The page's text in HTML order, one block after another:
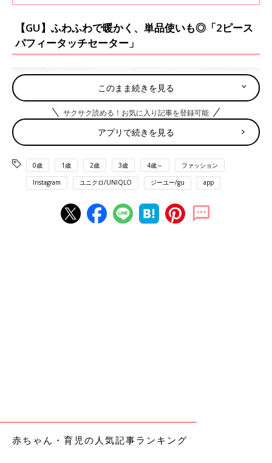
プラスするだけでグッとおしゃれに仕上がり、
ところ。今回は元アパレル店員ライターが、ぜ
ひともおすすめしたい「冷え対策アイテム」
と、おすすめのポイントや着方もいっしょにお
【GU】ふわふわで暖かく、単品使いも◎「2ピース
パフィータッチセーター」
【ユニクロ】暖かいだけでなく、オシャレな着こな
このまま続きを見る
サクサク読める！お気に入り記事を登録可能
アプリで続きを見る
0歳 1歳 2歳 3歳 4歳～ ファッション
Instagram ユニクロ/UNIQLO ジーユー/gu app
赤ちゃん・育児の人気記事ランキング